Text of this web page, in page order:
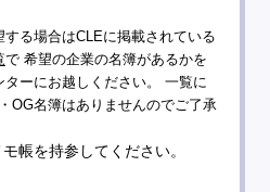
る場合はCLEに掲載されている
で 希望の企業の名簿があるかを
ーにお越しください。 一覧に
OG名簿はありませんのでご了承
帳を持参してください。